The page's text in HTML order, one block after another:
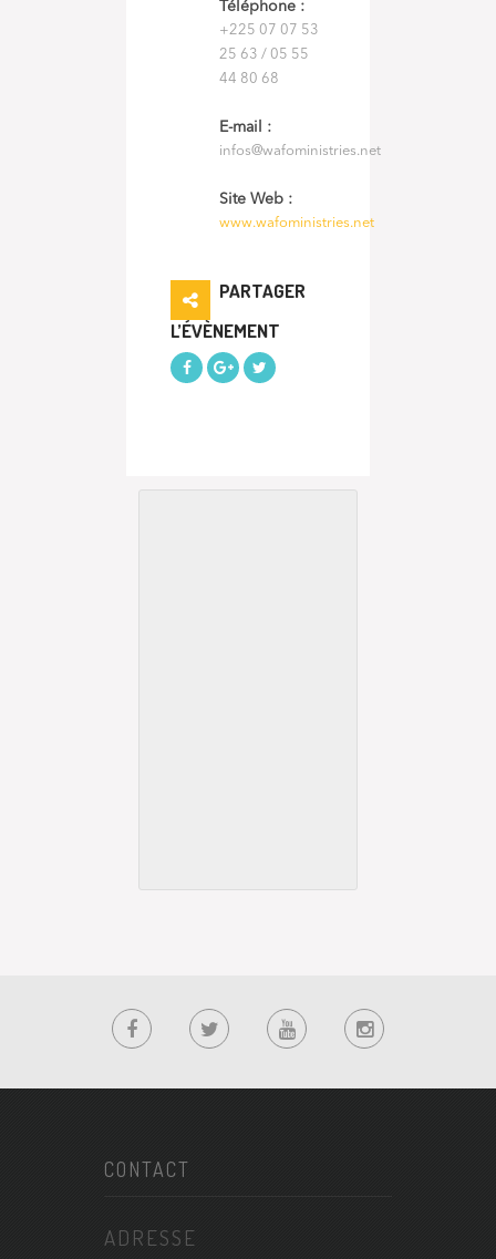
Téléphone :
+225 07 07 53
25 63 / 05 55
44 80 68
E-mail :
infos@wafoministries.net
Site Web :
www.wafoministries.net
PARTAGER
L’ÉVÈNEMENT
CONTACT
ADRESSE